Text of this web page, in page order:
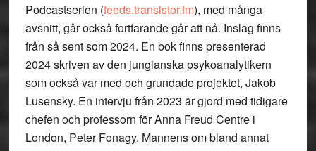
Podcastserien (feeds.transistor.fm), med många
avsnitt, går också fortfarande går att nå. Inslag finns
från så sent som 2024. En bok finns presenterad
2024 skriven av den jungianska psykoanalytikern
som också var med och grundade projektet, Jakob
Lusensky. En intervju från 2023 är gjord med tidigare
chefen och professorn för Anna Freud Centre i
London, Peter Fonagy. Mannens om bland annat